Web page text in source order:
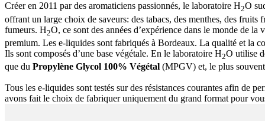
Créer en 2011 par des aromaticiens passionnés, le laboratoire H2O
offrant un large choix de saveurs: des tabacs, des menthes, des
fumeurs. H2O, ce sont des années d’expérience dans le monde de
premium. Les e-liquides sont fabriqués à Bordeaux. La qualité et la
Ils sont composés d’une base végétale. En le laboratoire H2O utilise
que du Propylène Glycol 100% Végétal (MPGV) et, le plus
Tous les e-liquides sont testés sur des résistances courantes afin de
avons fait le choix de fabriquer uniquement du grand format pour